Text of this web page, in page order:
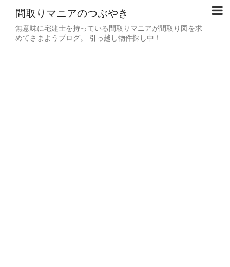
間取りマニアのつぶやき
無意味に宅建士を持っている間取りマニアが間取り図を求
めてさまようブログ。 引っ越し物件探し中！